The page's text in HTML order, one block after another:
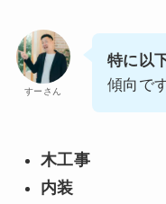
すーさん
特に以
傾向で
木工事
内装